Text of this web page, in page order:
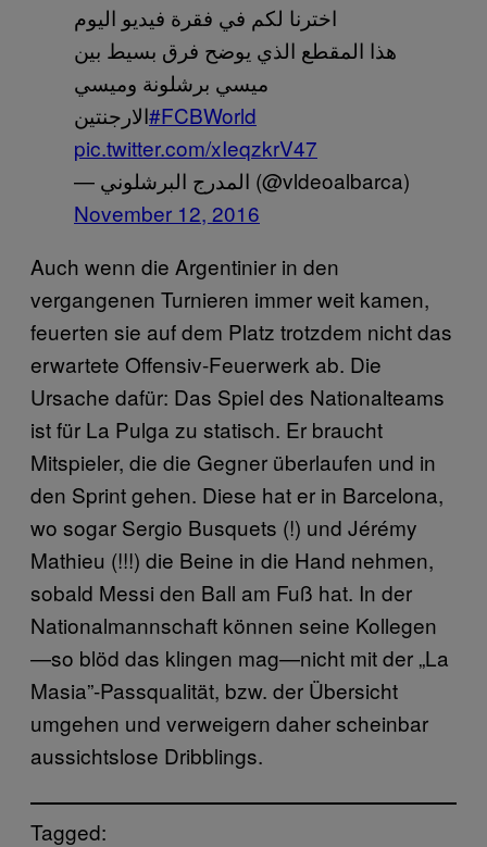
اخترنا لكم في فقرة فيديو اليوم
هذا المقطع الذي يوضح فرق بسيط بين
ميسي برشلونة وميسي
الارجنتين#FCBWorld
pic.twitter.com/xIeqzkrV47
— المدرج البرشلوني (@vldeoalbarca)
November 12, 2016
Auch wenn die Argentinier in den
vergangenen Turnieren immer weit kamen,
feuerten sie auf dem Platz trotzdem nicht das
erwartete Offensiv-Feuerwerk ab. Die
Ursache dafür: Das Spiel des Nationalteams
ist für La Pulga zu statisch. Er braucht
Mitspieler, die die Gegner überlaufen und in
den Sprint gehen. Diese hat er in Barcelona,
wo sogar Sergio Busquets (!) und Jérémy
Mathieu (!!!) die Beine in die Hand nehmen,
sobald Messi den Ball am Fuß hat. In der
Nationalmannschaft können seine Kollegen
—so blöd das klingen mag—nicht mit der „La
Masia”-Passqualität, bzw. der Übersicht
umgehen und verweigern daher scheinbar
aussichtslose Dribblings.
Tagged: